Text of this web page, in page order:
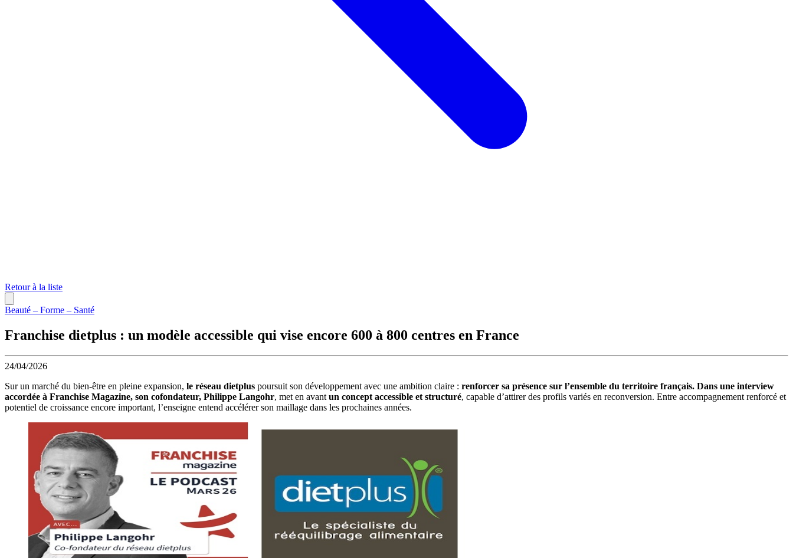
Retour à la liste
Beauté – Forme – Santé
Franchise dietplus : un modèle accessible qui vise encore 600 à 800 centres en France
24/04/2026
Sur un marché du bien-être en pleine expansion, le réseau dietplus poursuit son développement avec une ambition claire : renforcer sa présence sur l’ensemble du territoire français. Dans une interview
accordée à Franchise Magazine, son cofondateur, Philippe Langohr, met en avant un concept accessible et structuré, capable d’attirer des profils variés en reconversion. Entre accompagnement renforcé et
potentiel de croissance encore important, l’enseigne entend accélérer son maillage dans les prochaines années.